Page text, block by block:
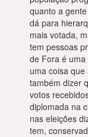
quanto a
dá para
mais votada,
tem pessoas
de Fora é
uma coisa
também dizer
votos
diplomada na
nas eleições
tem,